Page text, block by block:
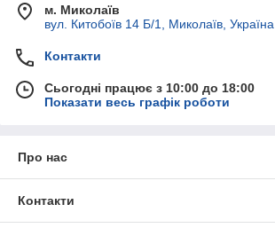
м. Миколаїв
вул. Китобоїв 14 Б/1, Миколаїв, Україна
Контакти
Сьогодні працює з 10:00 до 18:00
Показати весь графік роботи
Про нас
Контакти